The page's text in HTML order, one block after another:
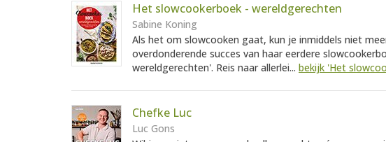
Het slowcookerboek - wereldgerechten
Sabine Koning
Als het om slowcooken gaat, kun je inmiddels niet
overdonderende succes van haar eerdere
wereldgerechten'. Reis naar allerlei... bekijk 'Het
Chefke Luc
Luc Gons